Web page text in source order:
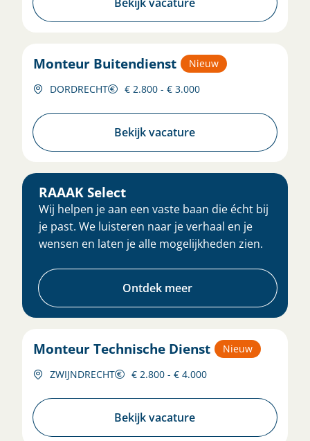
Monteur Buitendienst
Nieuw
DORDRECHT
€ 2.800 - € 3.000
Bekijk vacature
RAAAK Select
Wij helpen je aan een vaste baan die écht bij
je past. We luisteren naar je verhaal en je
wensen en laten je alle mogelijkheden zien.
Ontdek meer
Monteur Technische Dienst
Nieuw
ZWIJNDRECHT
€ 2.800 - € 4.000
Bekijk vacature